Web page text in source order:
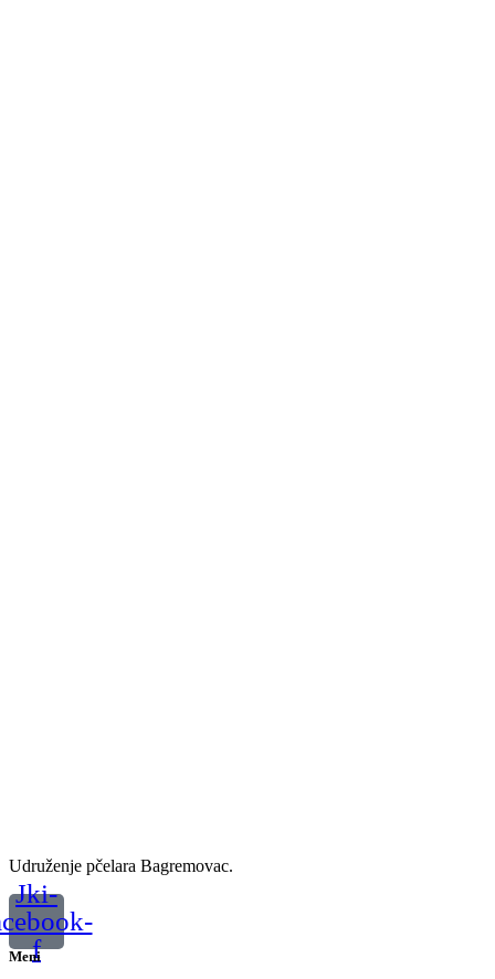
Udruženje pčelara Bagremovac.
Jki-
f
Meni